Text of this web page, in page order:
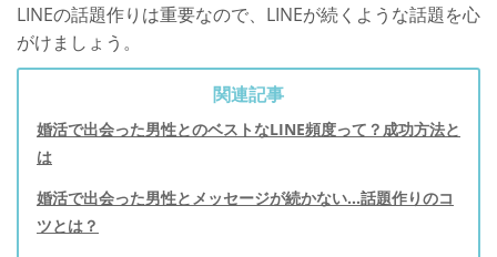
LINEの話題作りは重要なので、LINEが続くような話題を心
がけましょう。
関連記事
婚活で出会った男性とのベストなLINE頻度って？成功方法と
は
婚活で出会った男性とメッセージが続かない…話題作りのコ
ツとは？